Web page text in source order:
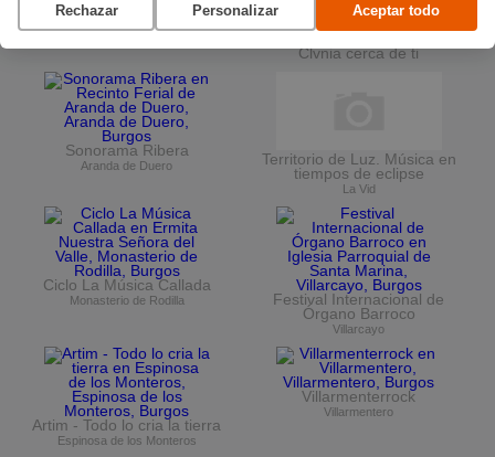
Rechazar Personalizar Aceptar todo
Clvnia cerca de ti
Sonorama Ribera
Aranda de Duero
Territorio de Luz. Música en
tiempos de eclipse
La Vid
Ciclo La Música Callada
Monasterio de Rodilla
Festival Internacional de
Órgano Barroco
Villarcayo
Artim - Todo lo cria la tierra
Espinosa de los Monteros
Villarmenterrock
Villarmentero